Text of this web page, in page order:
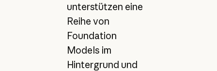
unterstützen eine
Reihe von
Foundation
Models im
Hintergrund und